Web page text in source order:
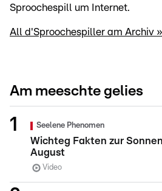
Sproochespill um Internet.
All d'Sproochespiller am Archiv »
Am meeschte gelies
Seelene Phenomen
Wichteg Fakten zur
August
Video